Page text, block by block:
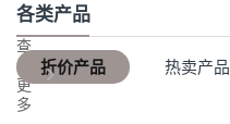
各类产品
折价产品 热卖产品
查
看
更
多